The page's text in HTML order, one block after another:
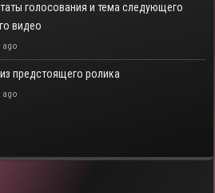
голосования и тема следующего
видео
ago
предстоящего ролика
ago